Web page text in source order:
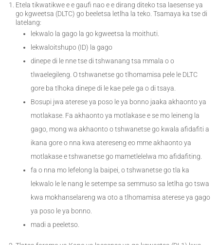
Etela tikwatikwe e e gaufi nao e e dirang diteko tsa laesense ya
go kgweetsa (DLTC) go beeletsa letlha la teko. Tsamaya ka tse di
latelang:
lekwalo la gago la go kgweetsa la moithuti.
lekwaloitshupo (ID) la gago
dinepe di le nne tse di tshwanang tsa mmala o o
tlwaelegileng. O tshwanetse go tlhomamisa pele le DLTC
gore ba tlhoka dinepe di le kae pele ga o di tsaya.
Bosupi jwa aterese ya poso le ya bonno jaaka akhaonto ya
motlakase. Fa akhaonto ya motlakase e se mo leineng la
gago, mong wa akhaonto o tshwanetse go kwala afidafiti a
ikana gore o nna kwa atereseng eo mme akhaonto ya
motlakase e tshwanetse go mametlelelwa mo afidafiting.
fa o nna mo lefelong la baipei, o tshwanetse go tla ka
lekwalo le le nang le setempe sa semmuso sa letlha go tswa
kwa mokhanselareng wa oto a tlhomamisa aterese ya gago
ya poso le ya bonno.
madi a peeletso.